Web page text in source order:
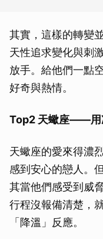
其實，這樣的轉變
天性追求變化與刺
放手。給他們一點
好奇與熱情。
Top2 天蠍座——用
天蠍座的愛來得濃
感到安心的戀人。
其當他們感受到威
行程沒報備清楚，
「降溫」反應。